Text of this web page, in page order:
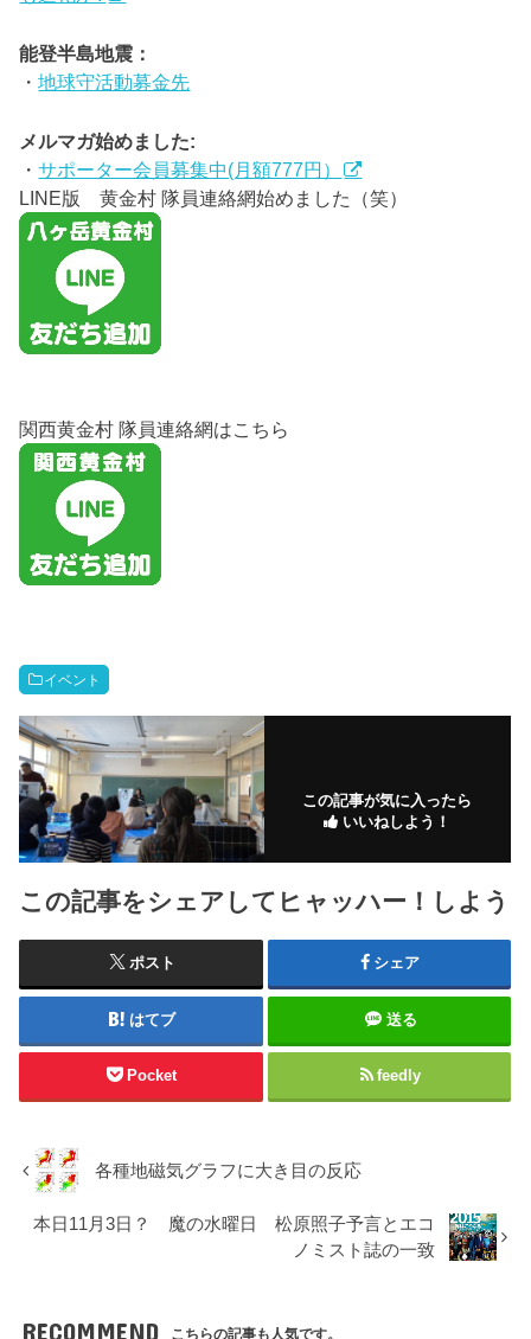
能登半島地震：
・地球守活動募金先
メルマガ始めました:
・サポーター会員募集中(月額777円）
LINE版 黄金村 隊員連絡網始めました（笑）
関西黄金村 隊員連絡網はこちら
イベント
この記事が気に入ったら
いいねしよう！
この記事をシェアしてヒャッハー！しよう
ポスト シェア
はてブ 送る
Pocket feedly
各種地磁気グラフに大き目の反応
本日11月3日？ 魔の水曜日 松原照子予言とエコ
ノミスト誌の一致
RECOMMEND こちらの記事も人気です。